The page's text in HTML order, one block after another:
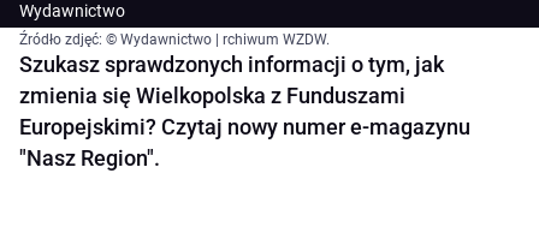
Wydawnictwo
Źródło zdjęć: © Wydawnictwo | rchiwum WZDW.
Szukasz sprawdzonych informacji o tym, jak
zmienia się Wielkopolska z Funduszami
Europejskimi? Czytaj nowy numer e-magazynu
"Nasz Region".